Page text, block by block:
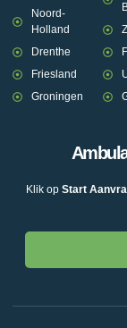
Noord-
Holland
Drenthe
Friesland
Groningen
Klik op Start